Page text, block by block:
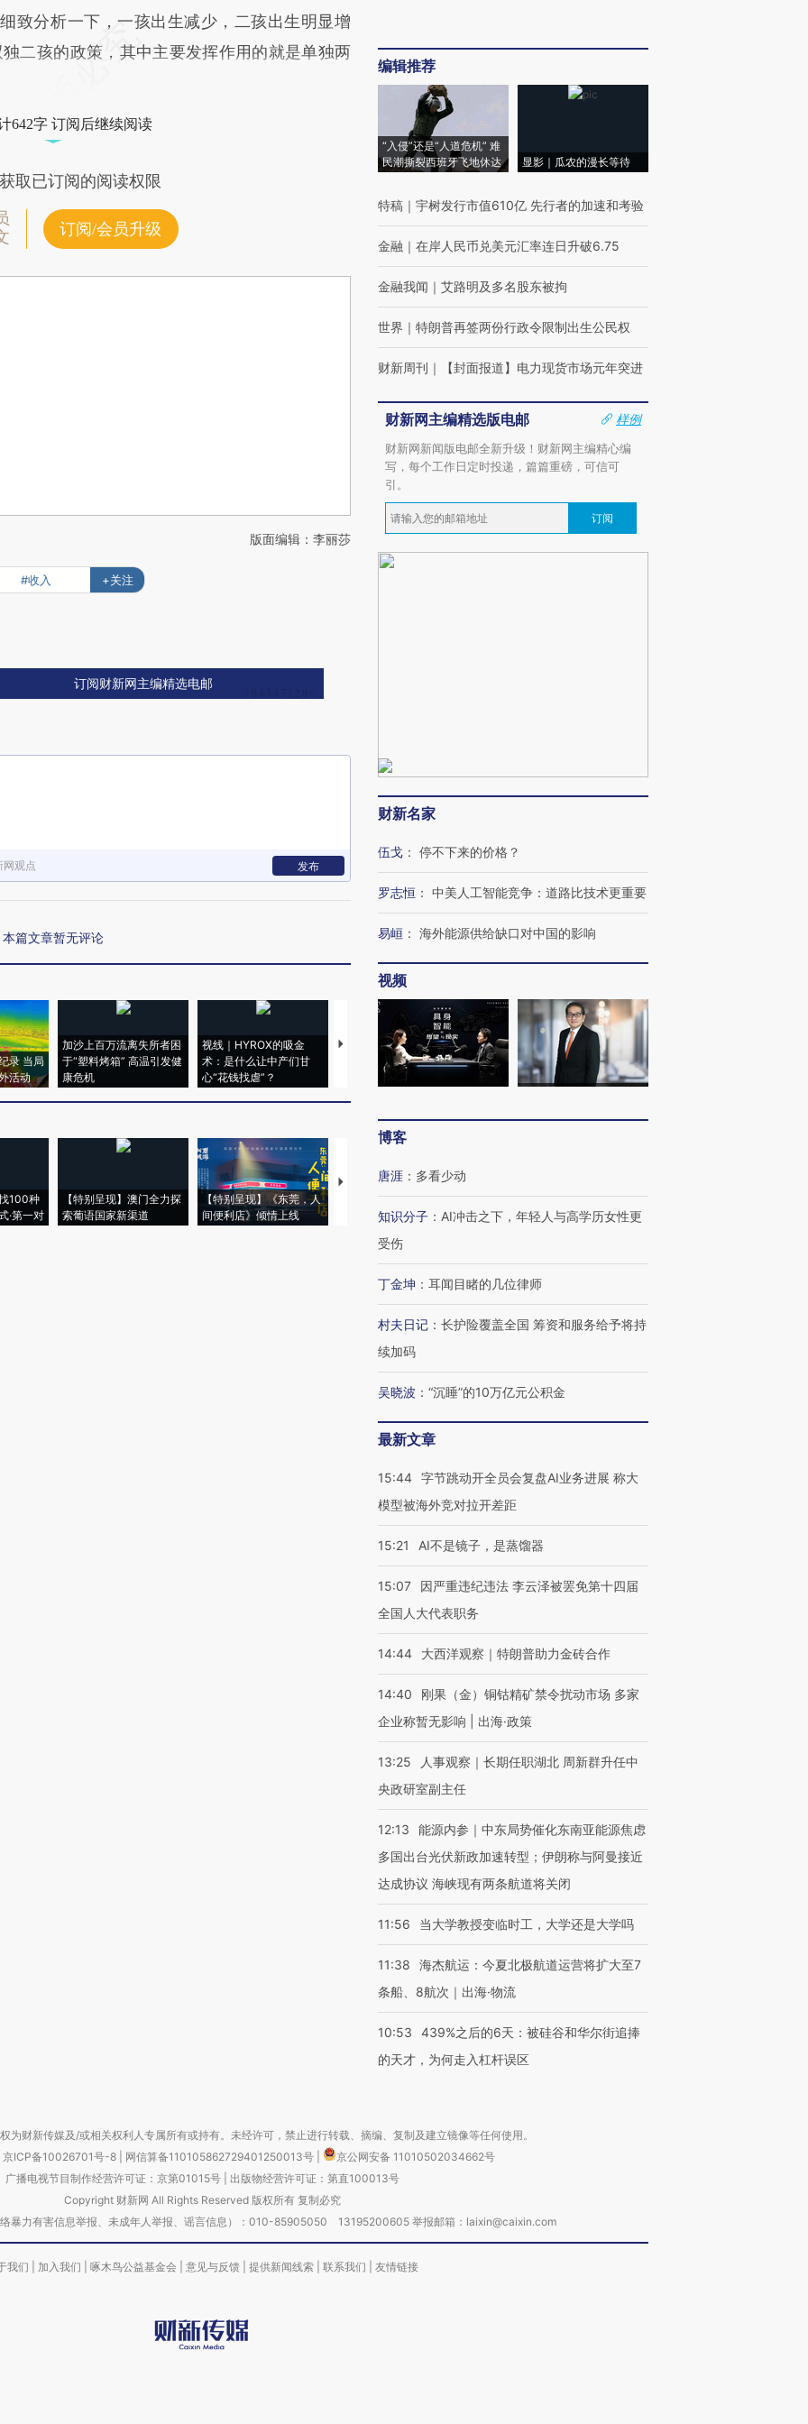
致分析一下，一孩出生减少，二孩出生明显增
二孩的政策，其中主要发挥作用的就是单独两
642字 订阅后继续阅读
取已订阅的阅读权限
订阅/会员升级
版面编辑：李丽莎
#收入 +关注
订阅财新网主编精选电邮
网观点 发布
本篇文章暂无评论
录 当局
活动
加沙上百万流离失所者困
于“塑料烤箱” 高温引发健
康危机
视线｜HYROX的吸金
术：是什么让中产们甘
心“花钱找虐”？
马航飞行员跨国走私7万
粒摇头丸 尿检体内含3种
视线｜被称为“蟑螂”的印
度Z世代 用街头抗争将教
育部长拱下台
视线｜“入侵”还是“人道危
机”？难民潮撕裂西班牙
飞地休达
100种
·第一对
【特别呈现】澳门全力探
索葡语国家新渠道
【特别呈现】《东莞，人
间便利店》倾情上线
【推广】走进第四届链博
会，让数智科技“链”接产
【特别呈现】寻找100种
有意思的生活方式·第三对
CFO：不靠规模取胜，华
住三大增长引擎是什么？
编辑推荐
“入侵”还是“人道危机” 难
民潮撕裂西班牙飞地休达
显影｜瓜农的漫长等待
特稿 ｜ 宇树发行市值610亿 先行者的加速和考验
金融 ｜ 在岸人民币兑美元汇率连日升破6.75
金融我闻 ｜ 艾路明及多名股东被拘
世界 ｜ 特朗普再签两份行政令限制出生公民权
财新周刊 ｜ 【封面报道】电力现货市场元年突进
财新网主编精选版电邮
样例
财新网新闻版电邮全新升级！财新网主编精心编
写，每个工作日定时投递，篇篇重磅，可信可
引。
订阅
财新名家
伍戈 ： 停不下来的价格？
罗志恒 ： 中美人工智能竞争：道路比技术更重要
易峘 ： 海外能源供给缺口对中国的影响
视频
博客
唐涯 ： 多看少动
知识分子 ： AI冲击之下，年轻人与高学历女性更
受伤
丁金坤 ： 耳闻目睹的几位律师
村夫日记 ： 长护险覆盖全国 筹资和服务给予将持
续加码
吴晓波 ： “沉睡”的10万亿元公积金
最新文章
15:44 字节跳动开全员会复盘AI业务进展 称大
模型被海外竞对拉开差距
15:21 AI不是镜子，是蒸馏器
15:07
因严重违纪违法 李云泽被罢免第十四届
全国人大代表职务
14:44 大西洋观察｜特朗普助力金砖合作
14:40
刚果（金）铜钴精矿禁令扰动市场 多家
企业称暂无影响 | 出海·政策
13:25
人事观察｜长期任职湖北 周新群升任中
央政研室副主任
12:13
能源内参｜中东局势催化东南亚能源焦虑
多国出台光伏新政加速转型；伊朗称与阿曼接近
达成协议 海峡现有两条航道将关闭
11:56 当大学教授变临时工，大学还是大学吗
11:38
海杰航运：今夏北极航道运营将扩大至7
条船、8航次｜出海·物流
10:53
439%之后的6天：被硅谷和华尔街追捧
的天才，为何走入杠杆误区
为财新传媒及/或相关权利人专属所有或持有。未经许可，禁止进行转载、摘编、复制及建立镜像等任何使用。
京ICP备10026701号-8 网信算备110105862729401250013号
京公网安备 11010502034662号
广播电视节目制作经营许可证：京第01015号| 出版物经营许可证：第直100013号
Copyright 财新网 All Rights Reserved 版权所有 复制必究
暴力有害信息举报、未成年人举报、谣言信息）：010-85905050 13195200605 举报邮箱：laixin@caixin.com
我们 加入我们 啄木鸟公益基金会 意见与反馈 提供新闻线索 联系我们 友情链接